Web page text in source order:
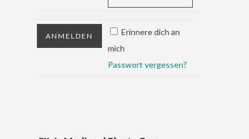
Erinnere dich an
mich
Passwort vergessen?